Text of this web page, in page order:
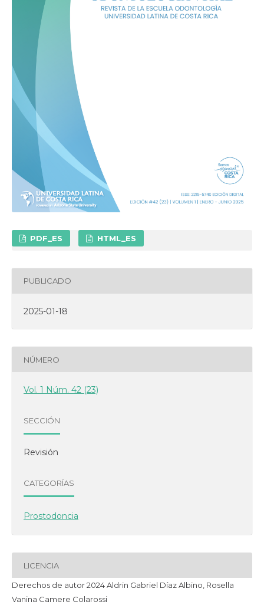
PDF_ES HTML_ES
PUBLICADO
2025-01-18
NÚMERO
Vol. 1 Núm. 42 (23)
SECCIÓN
Revisión
CATEGORÍAS
Prostodoncia
LICENCIA
Derechos de autor 2024 Aldrin Gabriel Díaz Albino, Rosella
Vanina Camere Colarossi